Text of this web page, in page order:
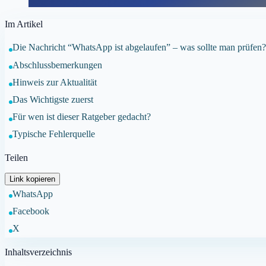
Im Artikel
Die Nachricht “WhatsApp ist abgelaufen” – was sollte man prüfen?
Abschlussbemerkungen
Hinweis zur Aktualität
Das Wichtigste zuerst
Für wen ist dieser Ratgeber gedacht?
Typische Fehlerquelle
Teilen
Link kopieren
WhatsApp
Facebook
X
Inhaltsverzeichnis